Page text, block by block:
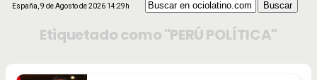
España, 9 de Agosto de 2026 14:29h
Etiquetado como "PERÚ POLÍTICA"